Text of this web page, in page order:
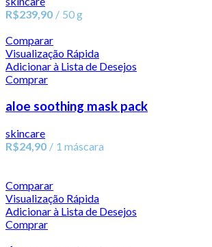
R$239,90
50 g
Comparar
Visualização Rápida
Adicionar à Lista de Desejos
Comprar
aloe soothing mask pack
skincare
R$24,90 1 máscara
Comparar
Visualização Rápida
Adicionar à Lista de Desejos
Comprar